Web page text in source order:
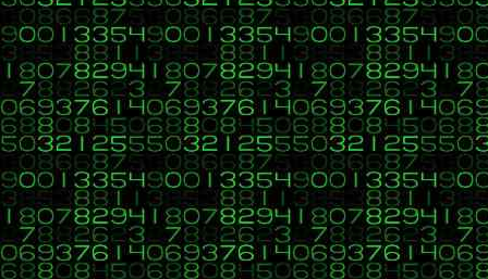
<html>
<head>
<title>Ejemplo aprenderaprogramar.com</title>
<meta charset="utf-8">
</head>
<body>
<?php$numeros = array(2,8,14);$fichero = 'datosEjercicio.txt';
</body>